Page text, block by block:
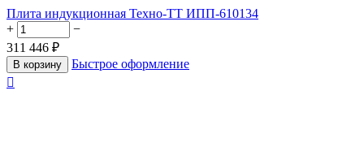
Плита индукционная Техно-ТТ ИПП-610134
+
−
311 446 ₽
В корзину
Быстрое оформление
